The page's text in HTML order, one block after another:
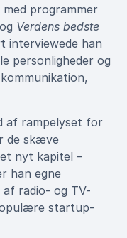
programmer
og Verdens bedste
interviewede han
personligheder og
af rampelyset for
de skæve
nyt kapitel –
han egne
af radio- og TV-
startup-